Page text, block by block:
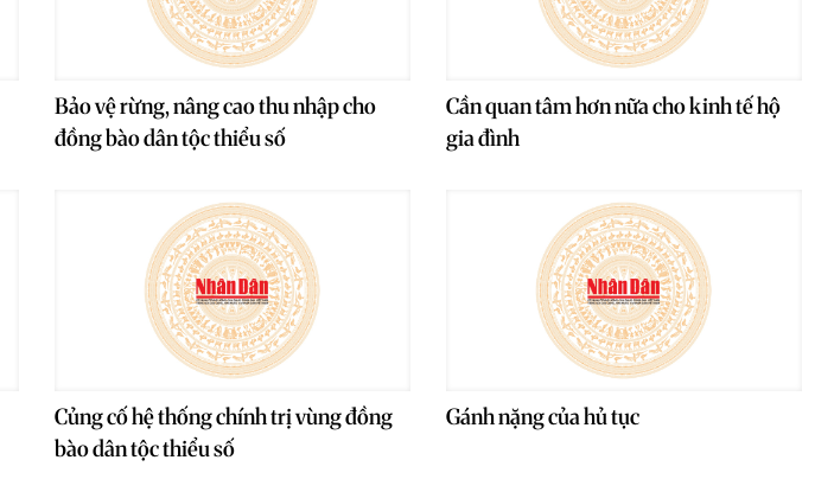
Bảo vệ rừng, nâng cao thu nhập cho
đồng bào dân tộc thiểu số
Cần quan tâm hơn nữa cho kinh tế hộ
gia đình
Củng cố hệ thống chính trị vùng đồng
bào dân tộc thiểu số
Gánh nặng của hủ tục